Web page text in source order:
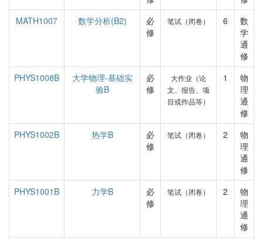
MATH1007
数学分析(B2)
必
修
笔试（闭卷） 6
数
学
通
修
PHYS1008B
大学物理-基础实
验B
必
修
大作业（论
文、报告、项
目或作品等）
1
物
理
通
修
PHYS1002B
热学B
必
修
笔试（闭卷） 2
物
理
通
修
PHYS1001B
力学B
必
修
笔试（闭卷） 2
物
理
通
修